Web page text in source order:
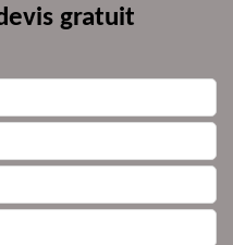
gratuit